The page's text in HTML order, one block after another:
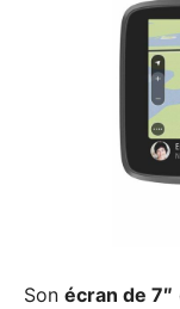
Son écran de 7″